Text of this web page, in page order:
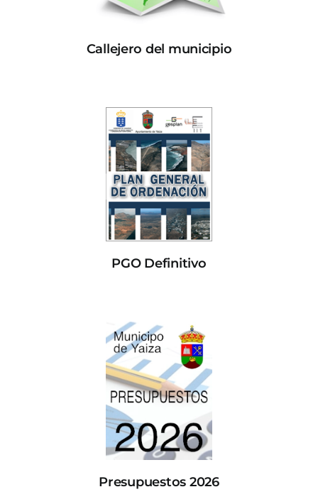
Callejero del municipio
PGO Definitivo
Presupuestos 2026